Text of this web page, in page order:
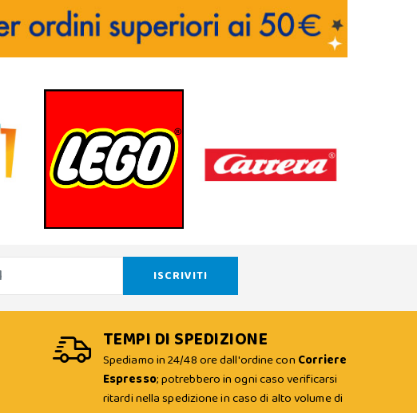
TEMPI DI SPEDIZIONE
Spediamo in 24/48 ore dall'ordine con Corriere
Espresso; potrebbero in ogni caso verificarsi
ritardi nella spedizione in caso di alto volume di